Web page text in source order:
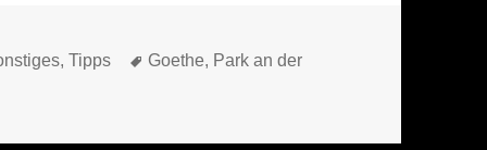
,Tipps Schlagwörter
Goethe, Park an der